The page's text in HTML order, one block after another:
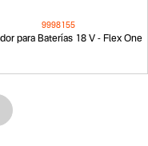
9998155
para Baterías 18 V - Flex One